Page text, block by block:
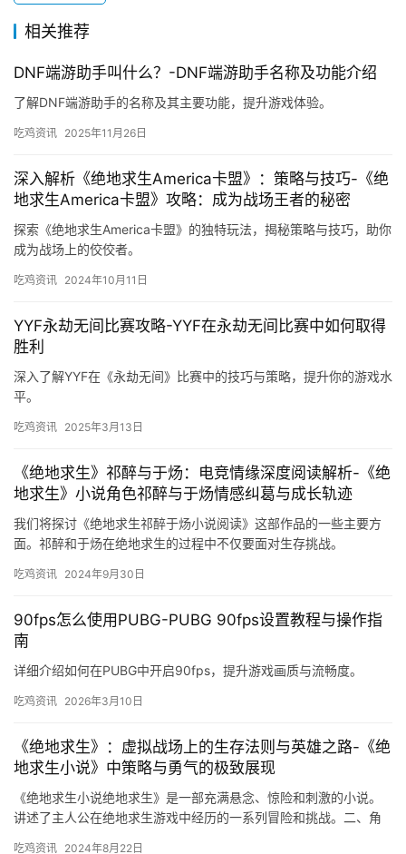
相关推荐
DNF端游助手叫什么？-DNF端游助手名称及功能介绍
了解DNF端游助手的名称及其主要功能，提升游戏体验。
吃鸡资讯 2025年11月26日
深入解析《绝地求生America卡盟》：策略与技巧-《绝
地求生America卡盟》攻略：成为战场王者的秘密
探索《绝地求生America卡盟》的独特玩法，揭秘策略与技巧，助你
成为战场上的佼佼者。
吃鸡资讯 2024年10月11日
YYF永劫无间比赛攻略-YYF在永劫无间比赛中如何取得
胜利
深入了解YYF在《永劫无间》比赛中的技巧与策略，提升你的游戏水
平。
吃鸡资讯 2025年3月13日
《绝地求生》祁醉与于炀：电竞情缘深度阅读解析-《绝
地求生》小说角色祁醉与于炀情感纠葛与成长轨迹
我们将探讨《绝地求生祁醉于炀小说阅读》这部作品的一些主要方
面。祁醉和于炀在绝地求生的过程中不仅要面对生存挑战。
吃鸡资讯 2024年9月30日
90fps怎么使用PUBG-PUBG 90fps设置教程与操作指
南
详细介绍如何在PUBG中开启90fps，提升游戏画质与流畅度。
吃鸡资讯 2026年3月10日
《绝地求生》：虚拟战场上的生存法则与英雄之路-《绝
地求生小说》中策略与勇气的极致展现
《绝地求生小说绝地求生》是一部充满悬念、惊险和刺激的小说。
讲述了主人公在绝地求生游戏中经历的一系列冒险和挑战。二、角
吃鸡资讯 2024年8月22日